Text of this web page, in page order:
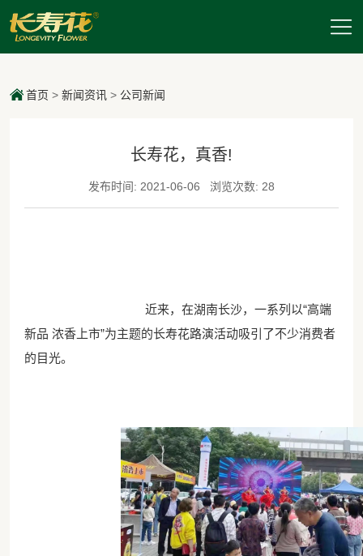
首页 > 新闻资讯> 公司新闻
长寿花，真香!
发布时间: 2021-06-06 浏览次数: 28
近来，在湖南长沙，一系列以“高端
新品 浓香上市”为主题的长寿花路演活动吸引了不少消费者
的目光。